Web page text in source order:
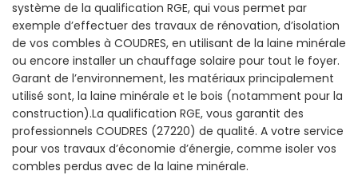
système de la qualification RGE, qui vous permet par
exemple d’effectuer des travaux de rénovation, d’isolation
de vos combles à COUDRES, en utilisant de la laine minérale
ou encore installer un chauffage solaire pour tout le foyer.
Garant de l’environnement, les matériaux principalement
utilisé sont, la laine minérale et le bois (notamment pour la
construction).La qualification RGE, vous garantit des
professionnels COUDRES (27220) de qualité. A votre service
pour vos travaux d’économie d’énergie, comme isoler vos
combles perdus avec de la laine minérale.